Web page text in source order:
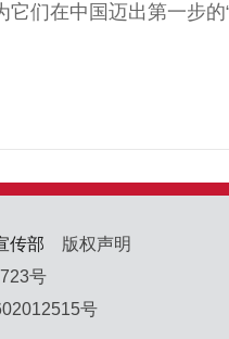
们在中国迈出第一步的“
传部 版权声明
号
号